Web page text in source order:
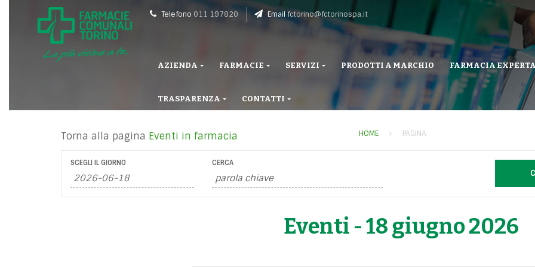
Telefono 011 197820 Email fctorino@fctorinospa.it
AZIENDA FARMACIE SERVIZI PRODOTTI A MARCHIO FARMACIA EXPERTA
TRASPARENZA CONTATTI
HOME PAGINA
Torna alla pagina Eventi in farmacia
SCEGLI IL GIORNO CERCA
Eventi - 18 giugno 2026